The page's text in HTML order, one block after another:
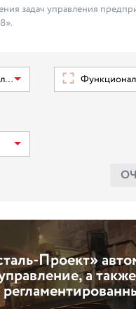
задач управления
Проект»
а